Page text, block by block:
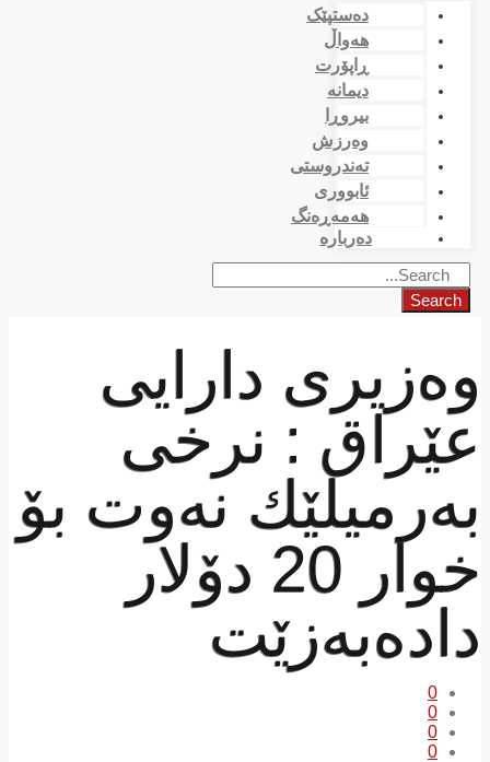
دەستپێک
هەواڵ
ڕاپۆرت
دیمانە
بیروڕا
وەرزش
تەندروستی
ئابووری
هەمەڕەنگ
دەربارە
Search
وەزیری دارایی
عێراق : نرخی
بەرمیلێك نەوت بۆ
خوار 20 دۆلار
دادەبەزێت
0
0
0
0